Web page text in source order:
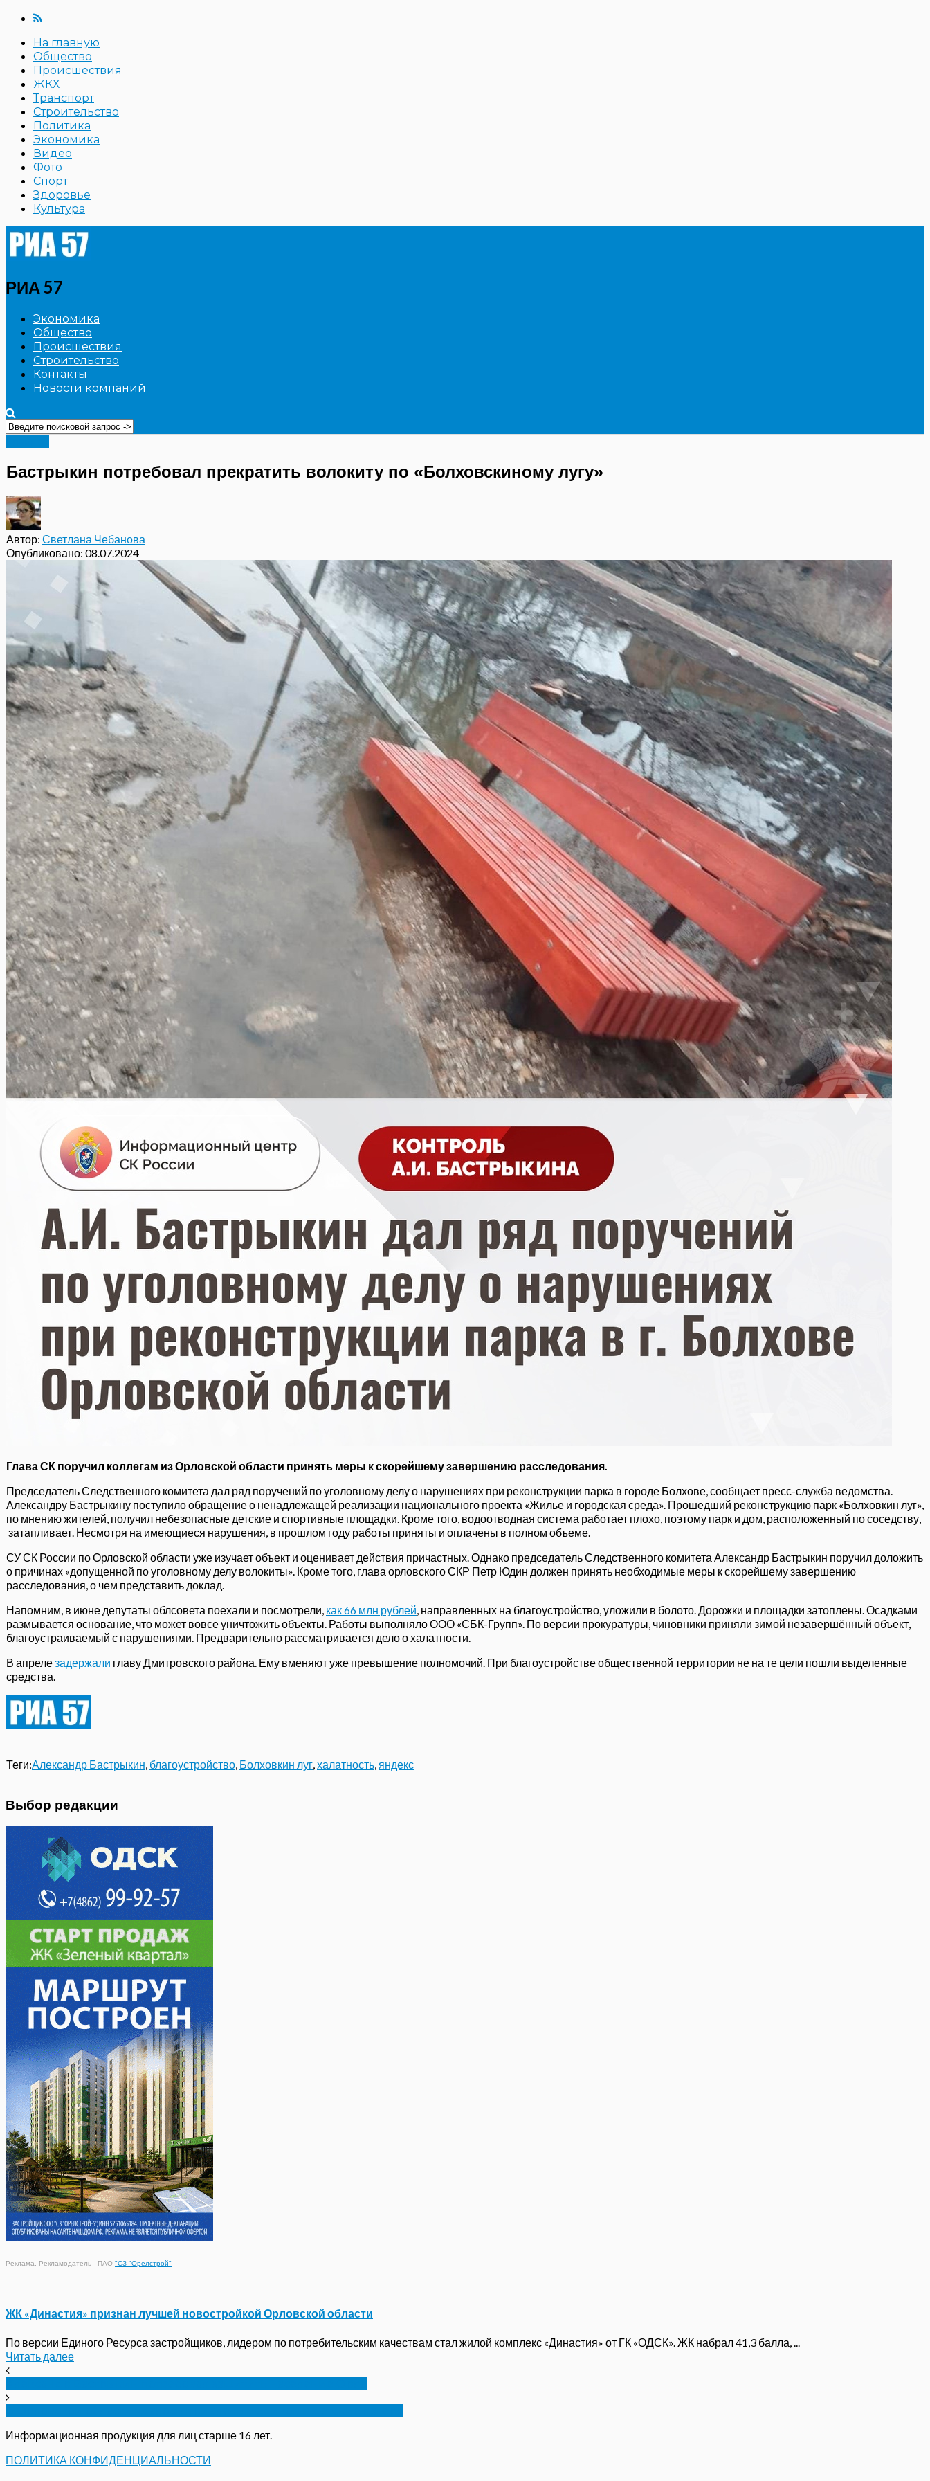
На главную
Общество
Происшествия
ЖКХ
Транспорт
Строительство
Политика
Экономика
Видео
Фото
Спорт
Здоровье
Культура
РИА 57
Экономика
Общество
Происшествия
Строительство
Контакты
Новости компаний
Бастрыкин потребовал прекратить волокиту по «Болховскиному лугу»
Автор: Светлана Чебанова
Опубликовано: 08.07.2024
Глава СК поручил коллегам из Орловской области принять меры к скорейшему завершению расследования.
Председатель Следственного комитета дал ряд поручений по уголовному делу о нарушениях при реконструкции парка в городе Болхове, сообщает пресс-служба ведомства.
Александру Бастрыкину поступило обращение о ненадлежащей реализации национального проекта «Жилье и городская среда». Прошедший реконструкцию парк «Болховкин луг»,
по мнению жителей, получил небезопасные детские и спортивные площадки. Кроме того, водоотводная система работает плохо, поэтому парк и дом, расположенный по соседству,
затапливает. Несмотря на имеющиеся нарушения, в прошлом году работы приняты и оплачены в полном объеме.
СУ СК России по Орловской области уже изучает объект и оценивает действия причастных. Однако председатель Следственного комитета Александр Бастрыкин поручил доложить
о причинах «допущенной по уголовному делу волокиты». Кроме того, глава орловского СКР Петр Юдин должен принять необходимые меры к скорейшему завершению
расследования, о чем представить доклад.
Напомним, в июне депутаты облсовета поехали и посмотрели, как 66 млн рублей , направленных на благоустройство, уложили в болото. Дорожки и площадки затоплены. Осадками
размывается основание, что может вовсе уничтожить объекты. Работы выполняло ООО «СБК-Групп». По версии прокуратуры, чиновники приняли зимой незавершённый объект,
благоустраиваемый с нарушениями. Предварительно рассматривается дело о халатности.
В апрелезадержали главу Дмитровского района. Ему вменяют уже превышение полномочий. При благоустройстве общественной территории не на те цели пошли выделенные
средства.
Теги:Александр Бастрыкин благоустройство Болховкин луг халатность яндекс
Выбор редакции
Реклама. Рекламодатель - ПАО "СЗ "Орелстрой"
ЖК «Династия» признан лучшей новостройкой Орловской области
По версии Единого Ресурса застройщиков, лидером по потребительским качествам стал жилой комплекс «Династия» от ГК «ОДСК». ЖК набрал 41,3 балла, ...
Читать далее
Информационная продукция для лиц старше 16 лет.
ПОЛИТИКА КОНФИДЕНЦИАЛЬНОСТИ